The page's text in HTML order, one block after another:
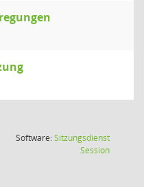
Software:Sitzungsdienst
Session(Wird in